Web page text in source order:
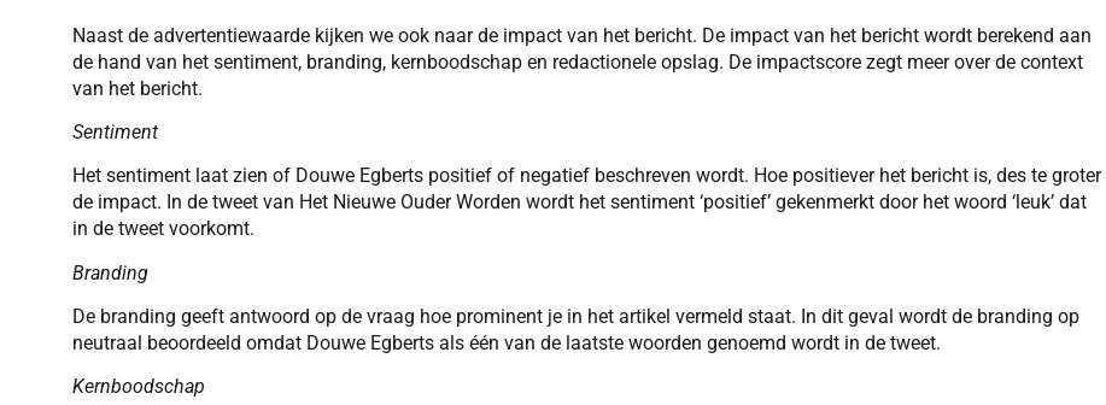
Naast de advertentiewaarde kijken we ook naar de impact van het bericht. De impact van het bericht wordt berekend aan
de hand van het sentiment, branding, kernboodschap en redactionele opslag. De impactscore zegt meer over de context
van het bericht.
Sentiment
Het sentiment laat zien of Douwe Egberts positief of negatief beschreven wordt. Hoe positiever het bericht is, des te groter
de impact. In de tweet van Het Nieuwe Ouder Worden wordt het sentiment ‘positief’ gekenmerkt door het woord ‘leuk’ dat
in de tweet voorkomt.
Branding
De branding geeft antwoord op de vraag hoe prominent je in het artikel vermeld staat. In dit geval wordt de branding op
neutraal beoordeeld omdat Douwe Egberts als één van de laatste woorden genoemd wordt in de tweet.
Kernboodschap